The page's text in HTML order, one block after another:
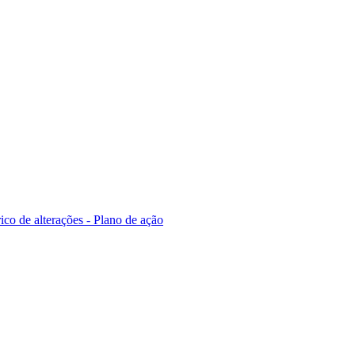
de alterações - Plano de ação